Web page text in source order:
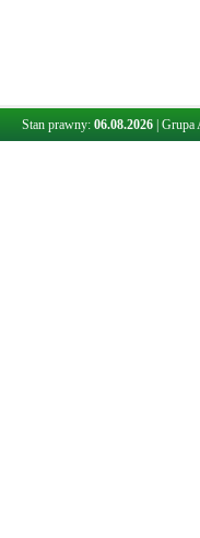
Stan prawny: 06.08.2026 Grupa